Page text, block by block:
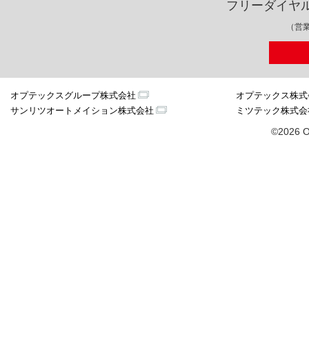
フリーダイヤ
（営
オプテックスグループ株式会社
オプテックス株
サンリツオートメイション株式会社
ミツテック株式
©2026